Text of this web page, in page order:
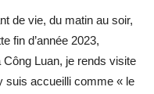
de vie, du matin au soir,
fin d’année 2023,
Công Luan, je rends visite
suis accueilli comme « le